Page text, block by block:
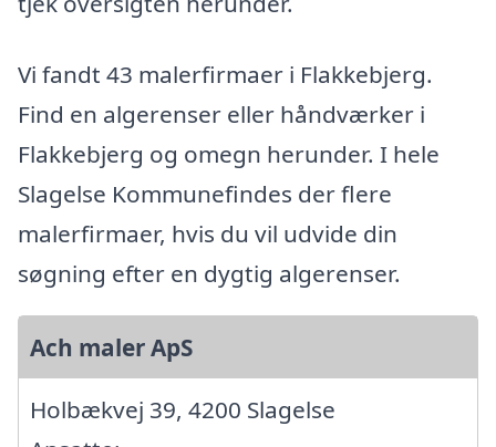
Vi fandt 43 malerfirmaer i Flakkebjerg.
Find en algerenser eller håndværker i
Flakkebjerg og omegn herunder. I hele
Slagelse Kommunefindes der flere
malerfirmaer, hvis du vil udvide din
søgning efter en dygtig algerenser.
Ach maler ApS
Holbækvej 39, 4200 Slagelse